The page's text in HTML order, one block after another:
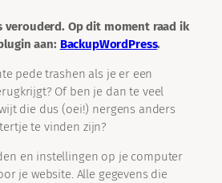
Op dit moment raad ik
aan: BackupWordPress.
pede trashen als je er een
Of ben je dan te veel
die dus (oei!) nergens anders
te vinden zijn?
en instellingen op je computer
je website. Alle gegevens die